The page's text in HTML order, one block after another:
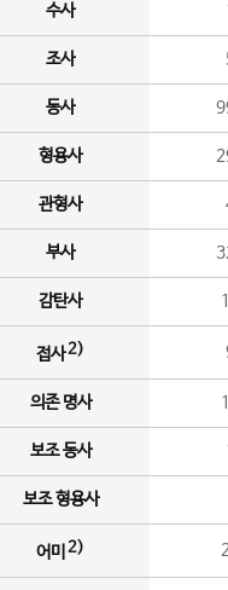
수사
조사
동사
형용사
관형사
부사
감탄사
접사2)
의존 명사
보조 동사
보조 형용사
어미 2)